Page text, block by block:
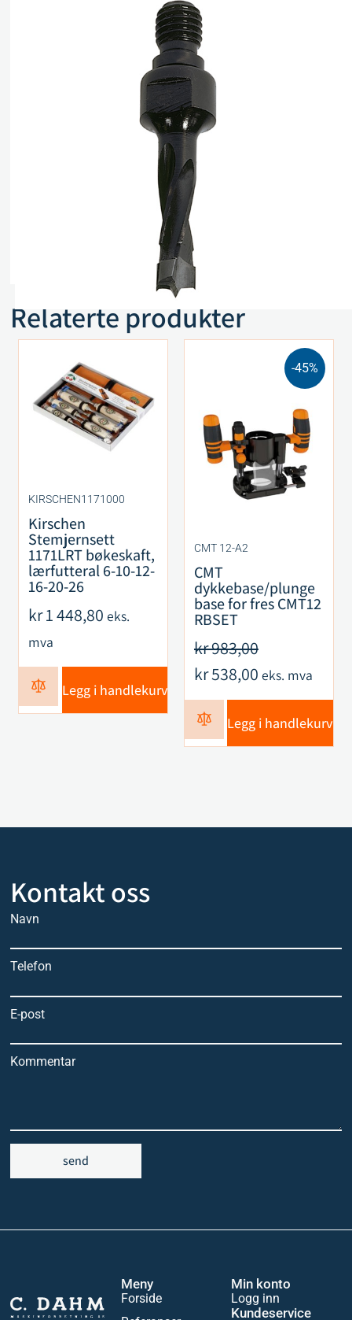
Legg i handlekurv
Sammenlign
Legg i ønskeliste
Relaterte produkter
KIRSCHEN1171000
Kirschen
Stemjernsett
1171LRT bøkeskaft,
lærfutteral 6-10-12-
16-20-26
kr1 448,80 eks.
mva
Legg i handlekurv
-45%
CMT 12-A2
CMT
dykkebase/plunge
base for fres CMT12
RBSET
kr983,00
kr538,00 eks. mva
Legg i handlekurv
Kontakt oss
Navn
Telefon
E-post
Kommentar
send
Meny
Forside
Min konto
Logg inn
Kundeservice